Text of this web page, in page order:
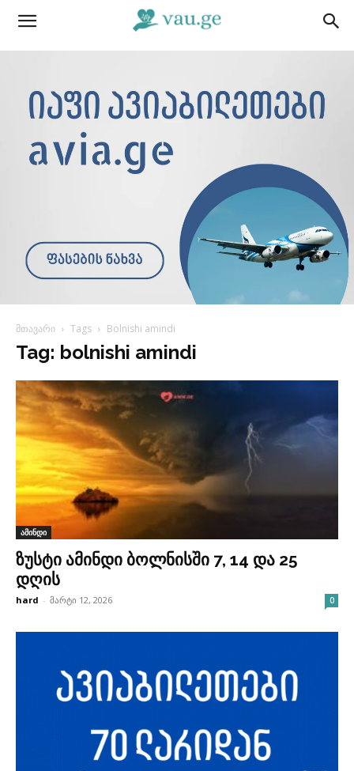
მთავარი Tags Bolnishi amindi
Tag: bolnishi amindi
ამინდი
ზუსტი ამინდი ბოლნისში 7, 14 და 25
დღის
hard - მარტი 12, 2026 0